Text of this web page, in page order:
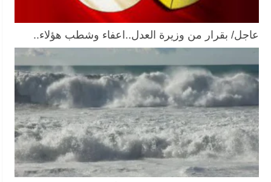
عاجل/ بقرار من وزيرة العدل..اعفاء وشطب هؤلاء..